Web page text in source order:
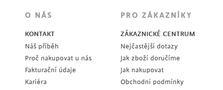
O NÁS
KONTAKT
Náš příběh
Proč nakupovat u nás
Fakturační údaje
Kariéra
PRO ZÁKAZNÍKY
ZÁKAZNICKÉ CENTRUM
Nejčastější dotazy
Jak zboží doručíme
Jak nakupovat
Obchodní podmínky